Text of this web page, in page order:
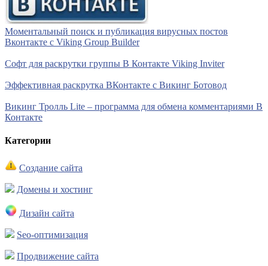
Моментальный поиск и публикация вирусных постов
Вконтакте с Viking Group Builder
Софт для раскрутки группы В Контакте Viking Inviter
Эффективная раскрутка ВКонтакте с Викинг Ботовод
Викинг Тролль Lite – программа для обмена комментариями В
Контакте
Категории
Создание сайта
Домены и хостинг
Дизайн сайта
Seo-оптимизация
Продвижение сайта